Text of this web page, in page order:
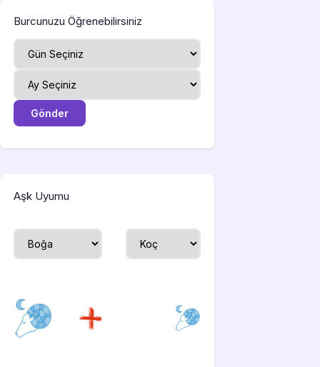
Burcunuzu Öğrenebilirsiniz
Aşk Uyumu